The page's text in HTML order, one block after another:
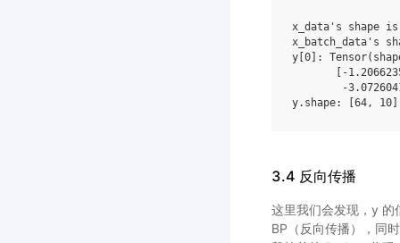
x_data 's shape
x_batch_data 's
y [0]: Tensor(
[ -
-
y. shape: [64 , 10]
3.4 反向传播
这里我们会发现，y
BP（反向传播），同